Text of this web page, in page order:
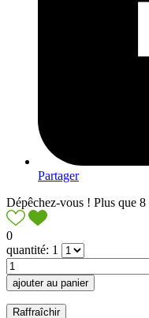
Partager
Dépêchez-vous ! Plus que 8
0
quantité: 1
ajouter au panier